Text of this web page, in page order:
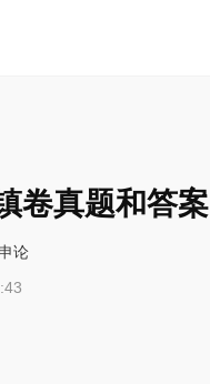
卷真题和答案
论